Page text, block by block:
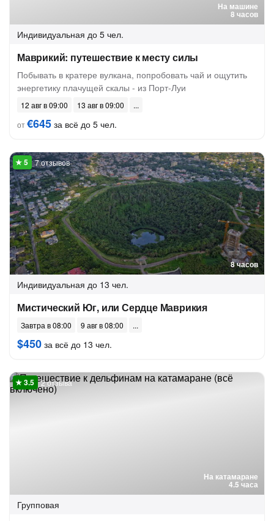
На машине
8 часов
Индивидуальная до 5 чел.
Маврикий: путешествие к месту силы
Побывать в кратере вулкана, попробовать чай и ощутить
энергетику плачущей скалы - из Порт-Луи
12 авг в 09:00
13 авг в 09:00
от€645 за всё до 5 чел.
8 часов
7 отзывов
Индивидуальная до 13 чел.
Мистический Юг, или Сердце Маврикия
Завтра в 08:00 9 авг в 08:00
$450 за всё до 13 чел.
На катамаране
4.5 часа
2 отзыва
Групповая